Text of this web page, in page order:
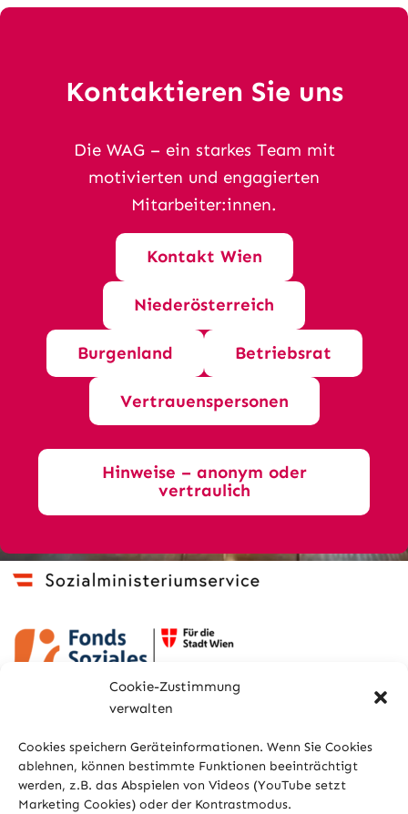
Cookie-Zustimmung
verwalten
Cookies speichern Geräteinformationen. Wenn Sie Cookies
ablehnen, können bestimmte Funktionen beeinträchtigt
werden, z.B. das Abspielen von Videos (YouTube setzt
Marketing Cookies) oder der Kontrastmodus.
Kontaktieren Sie uns
Die WAG – ein starkes Team mit
motivierten und engagierten
Mitarbeiter:innen.
Kontakt Wien
Niederösterreich
Burgenland Betriebsrat
Vertrauenspersonen
Hinweise – anonym oder
vertraulich
Sitemap Glossar Kontakt Impressum